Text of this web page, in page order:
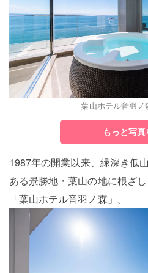
葉山ホテル音羽ノ
もっと写真
1987年の開業以来、緑深き低
ある景勝地・葉山の地に根ざ
「葉山ホテル音羽ノ森」。